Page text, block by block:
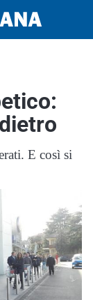
E così si